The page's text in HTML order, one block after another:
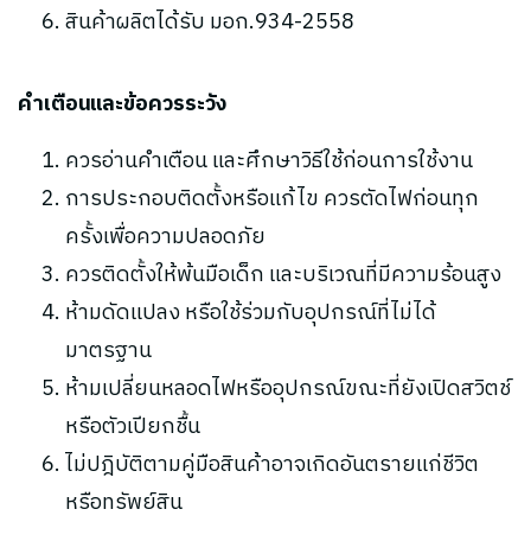
สินค้าผลิตได้รับ มอก.934-2558
คำเตือนและข้อควรระวัง
ควรอ่านคำเตือน และศึกษาวิธีใช้ก่อนการใช้งาน
การประกอบติดตั้งหรือแก้ไข ควรตัดไฟก่อนทุก
ครั้งเพื่อความปลอดภัย
ควรติดตั้งให้พ้นมือเด็ก และบริเวณที่มีความร้อนสูง
ห้ามดัดแปลง หรือใช้ร่วมกับอุปกรณ์ที่ไม่ได้
มาตรฐาน
ห้ามเปลี่ยนหลอดไฟหรืออุปกรณ์ขณะที่ยังเปิดสวิตช์
หรือตัวเปียกชื้น
ไม่ปฎิบัติตามคู่มือสินค้าอาจเกิดอันตรายแก่ชีวิต
หรือทรัพย์สิน